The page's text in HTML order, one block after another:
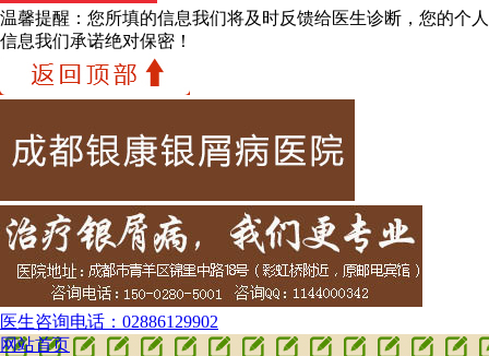
温馨提醒： 您所填的信息我们将及时反馈给医生诊断，您的个人
信息我们承诺绝对保密！
医生咨询电话： 02886129902
网站首页